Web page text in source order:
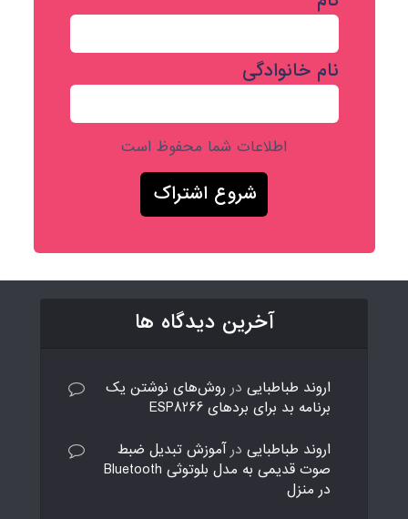
نام خانوادگی
اطلاعات شما محفوظ است
آخرین دیدگاه ها
اروند طباطبایی در روش‌های نوشتن یک
برنامه بد برای بردهای ESP8266
اروند طباطبایی درآموزش تبدیل ضبط
صوت قدیمی به مدل بلوتوثی Bluetooth
در منزل